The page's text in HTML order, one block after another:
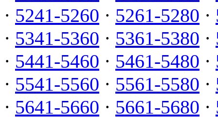
· 5241-5260 · 5261-5280 ·
· 5341-5360 · 5361-5380 ·
· 5441-5460 · 5461-5480 ·
· 5541-5560 · 5561-5580 ·
· 5641-5660 · 5661-5680 ·